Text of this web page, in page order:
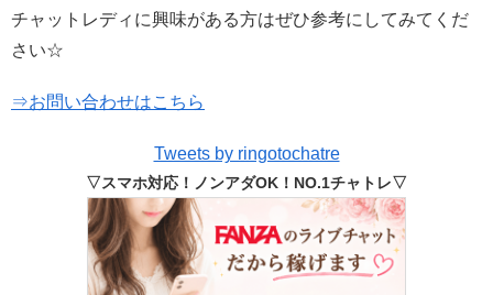
チャットレディに興味がある方はぜひ参考にしてみてくだ
さい☆
⇒お問い合わせはこちら
Tweets by ringotochatre
▽スマホ対応！ノンアダOK！NO.1チャトレ▽